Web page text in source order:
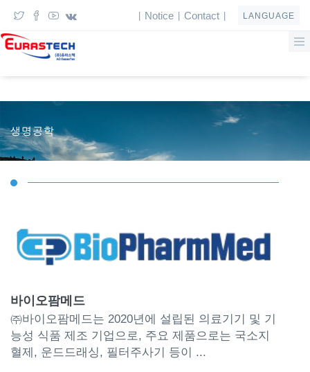
Notice Contact LANGUAGE
생명공학
바이오팜메드
㈜바이오팜메드는 2020년에 설립된 의료기기 및 기
능성 식품 제조 기업으로, 주요 제품으로는 국소지
혈제, 운드드래싱, 필터주사기 등이 ...